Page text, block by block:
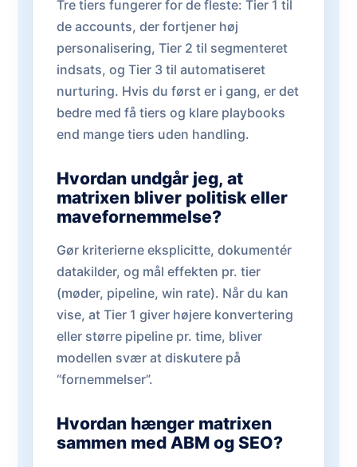
Tre tiers fungerer for de fleste: Tier 1 til
de accounts, der fortjener høj
personalisering, Tier 2 til segmenteret
indsats, og Tier 3 til automatiseret
nurturing. Hvis du først er i gang, er det
bedre med få tiers og klare playbooks
end mange tiers uden handling.
Hvordan undgår jeg, at
matrixen bliver politisk eller
mavefornemmelse?
Gør kriterierne eksplicitte, dokumentér
datakilder, og mål effekten pr. tier
(møder, pipeline, win rate). Når du kan
vise, at Tier 1 giver højere konvertering
eller større pipeline pr. time, bliver
modellen svær at diskutere på
“fornemmelser”.
Hvordan hænger matrixen
sammen med ABM og SEO?